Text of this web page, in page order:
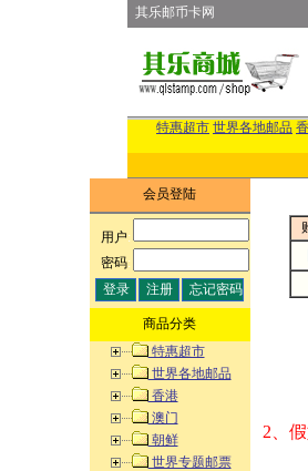
其乐邮币卡网
特惠超市 世界各地邮品
会员登陆
用户:
密码:
商品分类
特惠超市
世界各地邮品
香港
澳门
朝鲜
世界专题邮票
2